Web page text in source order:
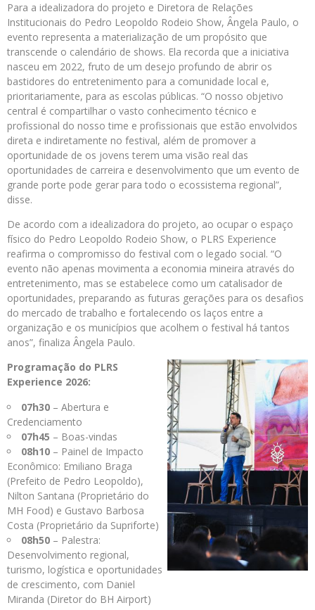
Para a idealizadora do projeto e Diretora de Relações
Institucionais do Pedro Leopoldo Rodeio Show, Ângela Paulo, o
evento representa a materialização de um propósito que
transcende o calendário de shows. Ela recorda que a iniciativa
nasceu em 2022, fruto de um desejo profundo de abrir os
bastidores do entretenimento para a comunidade local e,
prioritariamente, para as escolas públicas. “O nosso objetivo
central é compartilhar o vasto conhecimento técnico e
profissional do nosso time e profissionais que estão envolvidos
direta e indiretamente no festival, além de promover a
oportunidade de os jovens terem uma visão real das
oportunidades de carreira e desenvolvimento que um evento de
grande porte pode gerar para todo o ecossistema regional”,
disse.
De acordo com a idealizadora do projeto, ao ocupar o espaço
físico do Pedro Leopoldo Rodeio Show, o PLRS Experience
reafirma o compromisso do festival com o legado social. “O
evento não apenas movimenta a economia mineira através do
entretenimento, mas se estabelece como um catalisador de
oportunidades, preparando as futuras gerações para os desafios
do mercado de trabalho e fortalecendo os laços entre a
organização e os municípios que acolhem o festival há tantos
anos”, finaliza Ângela Paulo.
Programação do PLRS
Experience 2026:
07h30 – Abertura e
Credenciamento
07h45 – Boas-vindas
08h10 – Painel de Impacto
Econômico: Emiliano Braga
(Prefeito de Pedro Leopoldo),
Nilton Santana (Proprietário do
MH Food) e Gustavo Barbosa
Costa (Proprietário da Supriforte)
08h50 – Palestra:
Desenvolvimento regional,
turismo, logística e oportunidades
de crescimento, com Daniel
Miranda (Diretor do BH Airport)